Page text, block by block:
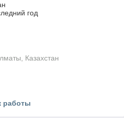
год
Казахстан
работы